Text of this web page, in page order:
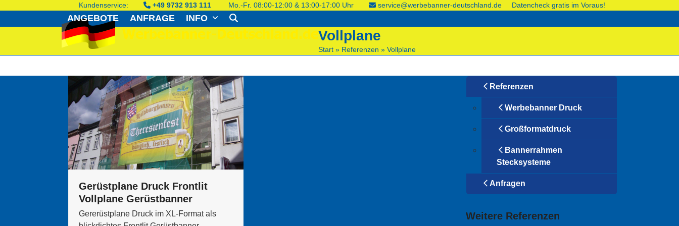
content
Kundenservice: +49 9732 913 111 Mo.-Fr. 08:00-12:00 & 13:00-17:00 Uhr service@werbebanner-deutschland.de Datencheck gratis im Voraus!
ANGEBOTE ANFRAGE INFO
Vollplane
Start» Referenzen » Vollplane
Gerüstplane Druck Frontlit
Vollplane Gerüstbanner
Gererüstplane Druck im XL-Format als
Referenzen
Werbebanner Druck
Großformatdruck
Bannerrahmen
Stecksysteme
Anfragen
Weitere Referenzen